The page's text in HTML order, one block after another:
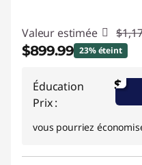
Valeur estimée
$899.99 23% éteint
Économies en bon
-$280.00
Utiliser un bon de
Éducation
Prix :
$
vous pourriez